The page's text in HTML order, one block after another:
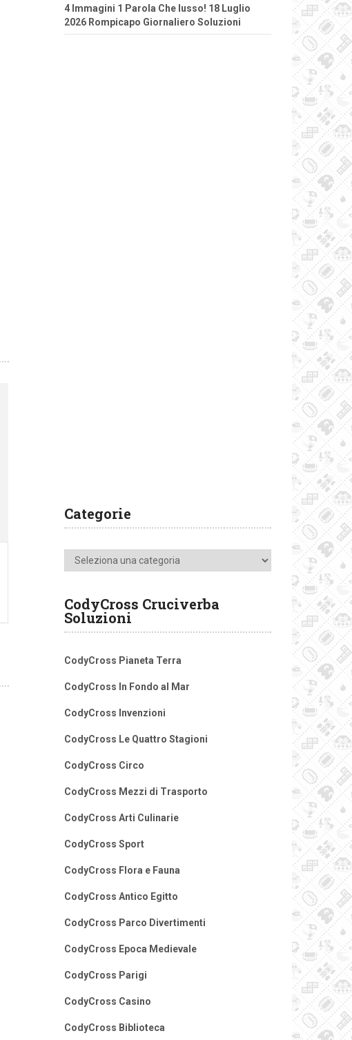
4 Immagini 1 Parola Che lusso! 18 Luglio
2026 Rompicapo Giornaliero Soluzioni
Categorie
Categorie
CodyCross Cruciverba
Soluzioni
CodyCross Pianeta Terra
CodyCross In Fondo al Mar
CodyCross Invenzioni
CodyCross Le Quattro Stagioni
CodyCross Circo
CodyCross Mezzi di Trasporto
CodyCross Arti Culinarie
CodyCross Sport
CodyCross Flora e Fauna
CodyCross Antico Egitto
CodyCross Parco Divertimenti
CodyCross Epoca Medievale
CodyCross Parigi
CodyCross Casino
CodyCross Biblioteca